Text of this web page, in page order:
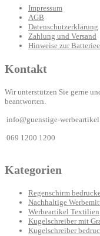
Impressum
AGB
Datenschutzerklärung
Zahlung und Versand
Hinweise zur
Kontakt
Wir unterstützen Sie gerne
beantworten.
info@guenstige-
069 1200 1200
Kategorien
Regenschirm
Nachhaltige
Werbeartikel Textilien
Kugelschreiber mit
Kugelschreiber